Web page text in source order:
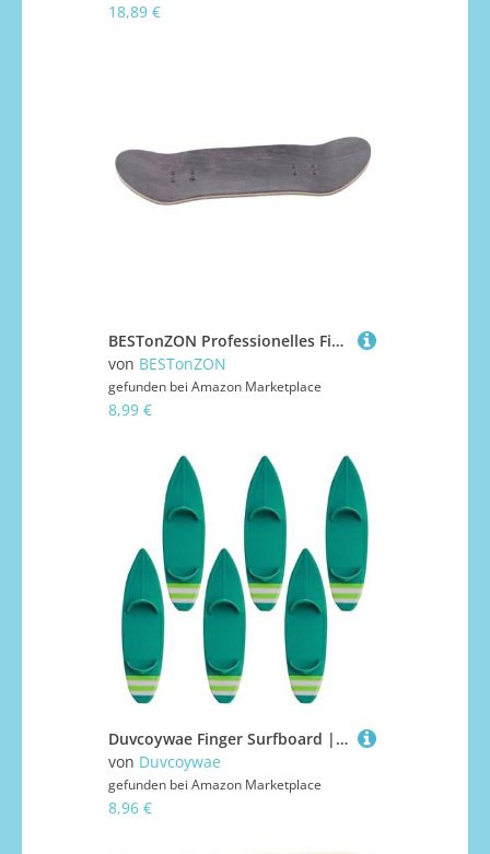
18,89 €
BESTonZON Professionelles Finger Skateboard aus Lagigem Ne Magnolienholz Doppelseitig Gefärbt rutschfeste Oberfläche Tragbar Geeignet für Fingerboard Einsteiger
von BESTonZON
gefunden bei Amazon Marketplace
8,99 €
Duvcoywae Finger Surfboard | Wind Finger Surfboards - Kinder Sammelspielzeug Für Autofenster Klassenraum Spielzeug Dekoration
von Duvcoywae
gefunden bei Amazon Marketplace
8,96 €